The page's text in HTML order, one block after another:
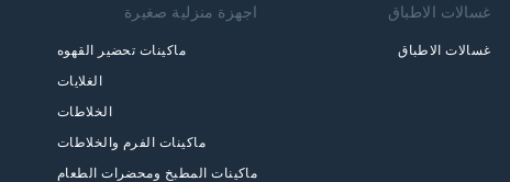
غسالات الاطباق
غسالات الاطباق
اجهزة منزلية صغيرة
ماكينات تحضير القهوه
الغلايات
الخلاطات
ماكينات الفرم والخلاطات
ماكينات المطبخ ومحضرات الطعام